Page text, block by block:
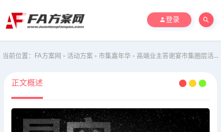
登录
当前位置： FA方案网 > 活动方案 > 市集嘉年华 > 高端业主答谢宴市集圈层活动-亲子露营之旅活动策划方案
正文概述